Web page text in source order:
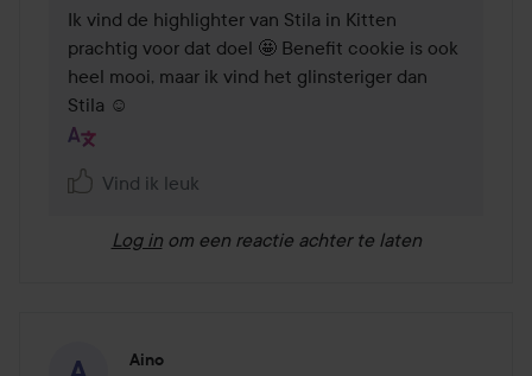
Ik vind de highlighter van Stila in Kitten
prachtig voor dat doel 🤩 Benefit cookie is ook
heel mooi, maar ik vind het glinsteriger dan
Stila ☺️
Vind ik leuk
Log in om een reactie achter te laten
Aino